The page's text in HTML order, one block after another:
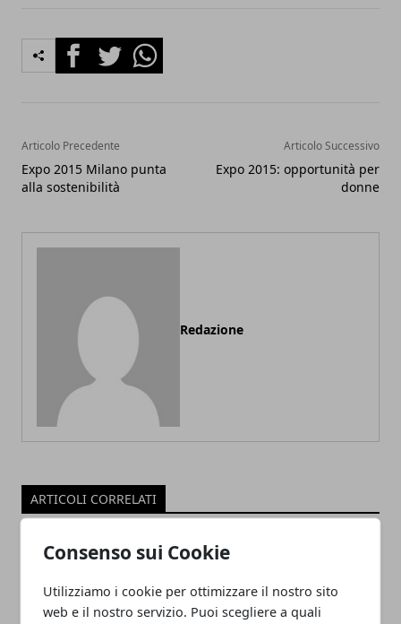
Consenso sui Cookie
Utilizziamo i cookie per ottimizzare il nostro sito
web e il nostro servizio. Puoi scegliere a quali
FacebookTwitterWhatsapp
Articolo Precedente
Expo 2015 Milano punta
alla sostenibilità
Articolo Successivo
Expo 2015: opportunità per
donne
Redazione
ARTICOLI CORRELATI